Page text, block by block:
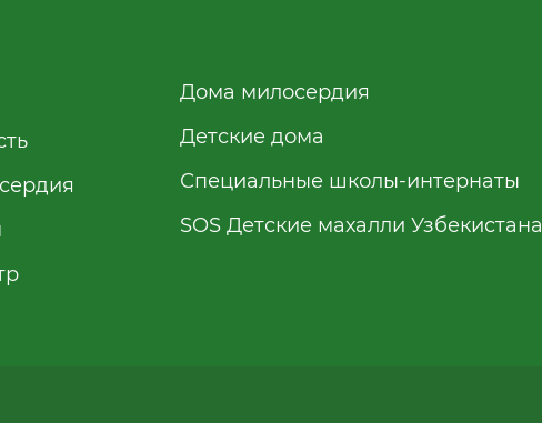
Дома милосердия
Детские дома
Специальные школы-интернаты
SOS Детские махалли Узбекистана